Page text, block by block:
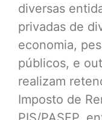
diversas
privadas de
economia,
públicos, e
realizam
Imposto de